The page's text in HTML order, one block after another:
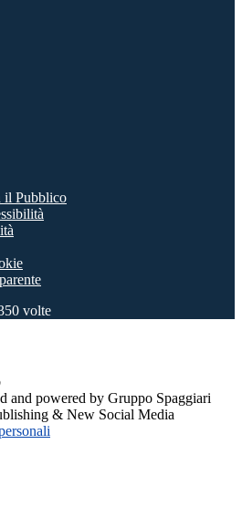
il Pubblico
volte
and powered by Gruppo Spaggiari
& New Social Media